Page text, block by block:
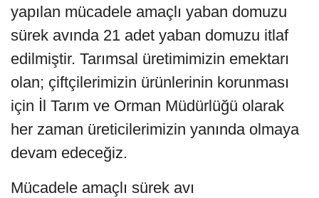
yapılan mücadele amaçlı yaban domuzu
sürek avında 21 adet yaban domuzu itlaf
edilmiştir. Tarımsal üretimimizin emektarı
olan; çiftçilerimizin ürünlerinin korunması
için İl Tarım ve Orman Müdürlüğü olarak
her zaman üreticilerimizin yanında olmaya
devam edeceğiz.
Mücadele amaçlı sürek avı